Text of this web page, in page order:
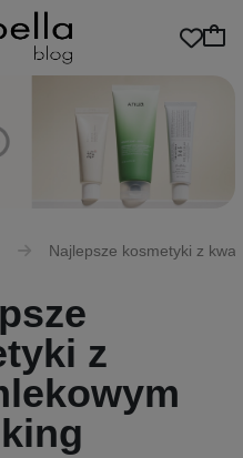
Najlepsze kosmetyki z
z